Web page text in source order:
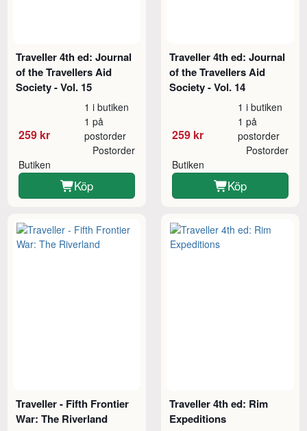
Traveller 4th ed: Journal
of the Travellers Aid
Society - Vol. 15
259 kr
1 i butiken
1 på
postorder
Butiken
Postorder
Köp
Traveller 4th ed: Journal
of the Travellers Aid
Society - Vol. 14
259 kr
1 i butiken
1 på
postorder
Butiken
Postorder
Köp
Traveller - Fifth Frontier
War: The Riverland
Traveller 4th ed: Rim
Expeditions